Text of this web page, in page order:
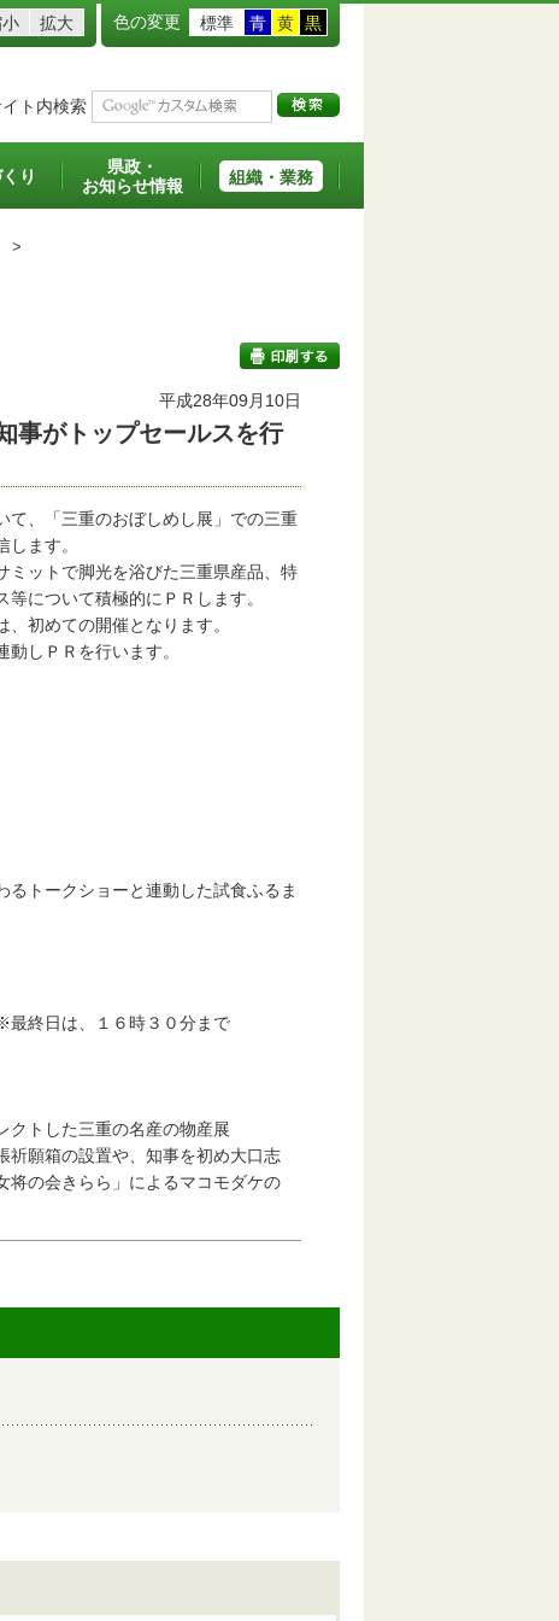
拡大 色の変更 標準 青 黄 黒
ト内検索
り
県政・
お知らせ情報
組織・業務
>
平成28年09月10日
事がトップセールスを行
、「三重のおぼしめし展」での三重
ます。
ットで脚光を浴びた三重県産品、特
について積極的にＰＲします。
初めての開催となります。
しＰＲを行います。
トークショーと連動した試食ふるま
日は、１６時３０分まで
クトした三重の名産の物産展
箱の設置や、知事を初め大口志
きらら」によるマコモダケの